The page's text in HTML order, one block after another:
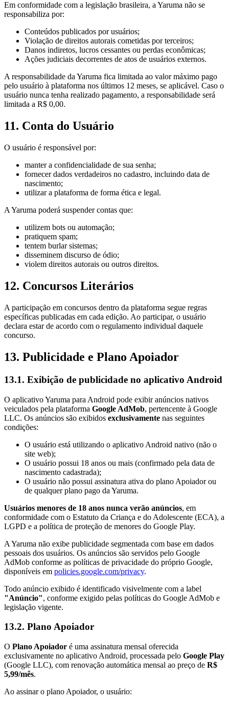
Em conformidade com a legislação brasileira, a Yaruma não se
responsabiliza por:
Conteúdos publicados por usuários;
Violação de direitos autorais cometidas por terceiros;
Danos indiretos, lucros cessantes ou perdas econômicas;
Ações judiciais decorrentes de atos de usuários externos.
A responsabilidade da Yaruma fica limitada ao valor máximo pago
pelo usuário à plataforma nos últimos 12 meses, se aplicável. Caso o
usuário nunca tenha realizado pagamento, a responsabilidade será
limitada a R$ 0,00.
11. Conta do Usuário
O usuário é responsável por:
manter a confidencialidade de sua senha;
fornecer dados verdadeiros no cadastro, incluindo data de
nascimento;
utilizar a plataforma de forma ética e legal.
A Yaruma poderá suspender contas que:
utilizem bots ou automação;
pratiquem spam;
tentem burlar sistemas;
disseminem discurso de ódio;
violem direitos autorais ou outros direitos.
12. Concursos Literários
A participação em concursos dentro da plataforma segue regras
específicas publicadas em cada edição. Ao participar, o usuário
declara estar de acordo com o regulamento individual daquele
concurso.
13. Publicidade e Plano Apoiador
13.1. Exibição de publicidade no aplicativo Android
O aplicativo Yaruma para Android pode exibir anúncios nativos
veiculados pela plataforma Google AdMob, pertencente à Google
LLC. Os anúncios são exibidos exclusivamente nas seguintes
condições:
O usuário está utilizando o aplicativo Android nativo (não o
site web);
O usuário possui 18 anos ou mais (confirmado pela data de
nascimento cadastrada);
O usuário não possui assinatura ativa do plano Apoiador ou
de qualquer plano pago da Yaruma.
Usuários menores de 18 anos nunca verão anúncios, em
conformidade com o Estatuto da Criança e do Adolescente (ECA), a
LGPD e a política de proteção de menores do Google Play.
A Yaruma não exibe publicidade segmentada com base em dados
pessoais dos usuários. Os anúncios são servidos pelo Google
AdMob conforme as políticas de privacidade do próprio Google,
disponíveis em policies.google.com/privacy.
Todo anúncio exibido é identificado visivelmente com a label
"Anúncio", conforme exigido pelas políticas do Google AdMob e
legislação vigente.
13.2. Plano Apoiador
O Plano Apoiador é uma assinatura mensal oferecida
exclusivamente no aplicativo Android, processada pelo Google Play
(Google LLC), com renovação automática mensal ao preço de R$
5,99/mês.
Ao assinar o plano Apoiador, o usuário: